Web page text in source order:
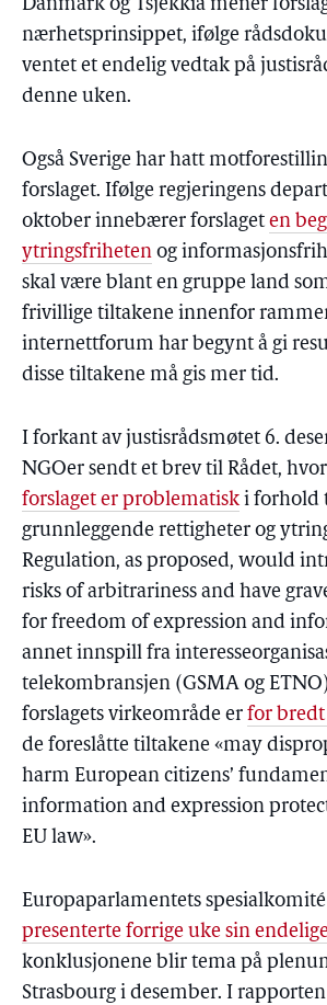
Danmark og Tsjekkia mener
nærhetsprinsippet, ifølge
ventet et endelig vedtak på
denne uken.
Også Sverige har hatt
forslaget. Ifølge regjeringens
oktober innebærer forslaget en
ytringsfriheten og
skal være blant en gruppe land
frivillige tiltakene innenfor
internettforum har begynt å gi
disse tiltakene må gis mer tid.
I forkant av justisrådsmøtet 6.
NGOer sendt et brev til Rådet,
forslaget er problematisk i forhold
grunnleggende rettigheter og
Regulation, as proposed, would
risks of arbitrariness and have
for freedom of expression and
annet innspill fra
telekombransjen (GSMA og
forslagets virkeområde er for
de foreslåtte tiltakene «may
harm European citizens’
information and expression
EU law».
Europaparlamentets
presenterte forrige uke sin
konklusjonene blir tema på
Strasbourg i desember. I